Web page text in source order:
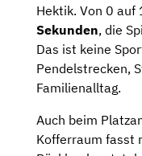
Hektik. Von 0 auf
Sekunden, die
Das ist keine
Pendelstrecken,
Familienalltag.
Auch beim
Kofferraum fasst